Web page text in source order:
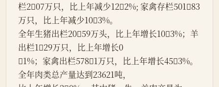
栏207万只，比上年减少122%; 家禽存栏50183
万只，比上年减少103%。
全年生猪出栏2059万头，比上年增长103%；羊
出栏129万只，比上年增长0
1%；家禽出栏5781万只，比上年增长453%。
全年肉类总产量达到23621吨，